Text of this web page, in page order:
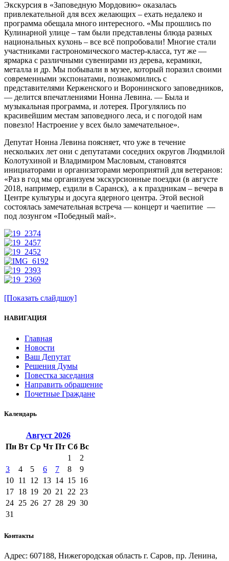
Экскурсия в «Заповедную Мордовию» оказалась
привлекательной для всех желающих – ехать недалеко и
программа обещала много интересного. «Мы прошлись по
Кулинарной улице – там были представлены блюда разных
национальных кухонь – все всё попробовали! Многие стали
участниками гастрономического мастер-класса, тут же —
ярмарка с различными сувенирами из дерева, керамики,
металла и др. Мы побывали в музее, который поразил своими
современными экспонатами, познакомились с
представителями Керженского и Воронинского заповедников,
— делится впечатлениями Нонна Левина. — Была и
музыкальная программа, и лотерея. Прогулялись по
красивейшим местам заповедного леса, и с погодой нам
повезло! Настроение у всех было замечательное».
Депутат Нонна Левина поясняет, что уже в течение
нескольких лет они с депутатами соседних округов Людмилой
Колотухиной и Владимиром Масловым, становятся
инициаторами и организаторами мероприятий для ветеранов:
«Раз в год мы организуем экскурсионные поездки (в августе
2018, например, ездили в Саранск), а к праздникам – вечера в
Центре культуры и досуга ядерного центра. Этой весной
состоялась замечательная встреча — концерт и чаепитие —
под лозунгом «Победный май».
[Показать слайдшоу]
НАВИГАЦИЯ
Главная
Новости
Ваш Депутат
Решения Думы
Повестка заседания
Направить обращение
Почетные Граждане
Календарь
Август 2026
Пн Вт Ср Чт Пт Сб Вс
1
2
3
4 5 6 7 8
9
10 11 12 13 14 15 16
17 18 19 20 21 22 23
24 25 26 27 28 29 30
31
Контакты
Адрес: 607188, Нижегородская область г. Саров, пр. Ленина,